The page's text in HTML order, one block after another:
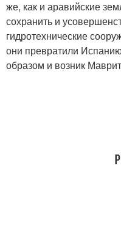
же, как и аравийские
сохранить и
гидротехнические
они превратили
образом и возник